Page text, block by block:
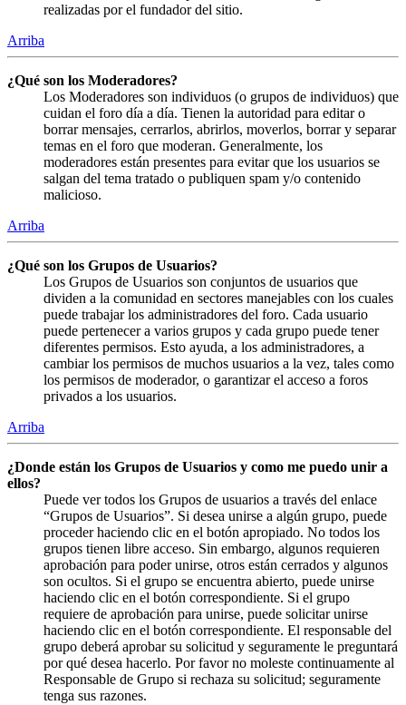
realizadas por el fundador del sitio.
Arriba
¿Qué son los Moderadores?
Los Moderadores son individuos (o grupos de individuos) que
cuidan el foro día a día. Tienen la autoridad para editar o
borrar mensajes, cerrarlos, abrirlos, moverlos, borrar y separar
temas en el foro que moderan. Generalmente, los
moderadores están presentes para evitar que los usuarios se
salgan del tema tratado o publiquen spam y/o contenido
malicioso.
Arriba
¿Qué son los Grupos de Usuarios?
Los Grupos de Usuarios son conjuntos de usuarios que
dividen a la comunidad en sectores manejables con los cuales
puede trabajar los administradores del foro. Cada usuario
puede pertenecer a varios grupos y cada grupo puede tener
diferentes permisos. Esto ayuda, a los administradores, a
cambiar los permisos de muchos usuarios a la vez, tales como
los permisos de moderador, o garantizar el acceso a foros
privados a los usuarios.
Arriba
¿Donde están los Grupos de Usuarios y como me puedo unir a
ellos?
Puede ver todos los Grupos de usuarios a través del enlace
“Grupos de Usuarios”. Si desea unirse a algún grupo, puede
proceder haciendo clic en el botón apropiado. No todos los
grupos tienen libre acceso. Sin embargo, algunos requieren
aprobación para poder unirse, otros están cerrados y algunos
son ocultos. Si el grupo se encuentra abierto, puede unirse
haciendo clic en el botón correspondiente. Si el grupo
requiere de aprobación para unirse, puede solicitar unirse
haciendo clic en el botón correspondiente. El responsable del
grupo deberá aprobar su solicitud y seguramente le preguntará
por qué desea hacerlo. Por favor no moleste continuamente al
Responsable de Grupo si rechaza su solicitud; seguramente
tenga sus razones.